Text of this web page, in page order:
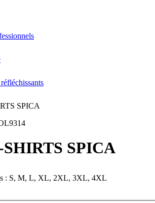
SPICA
SHIRTS SPICA
: S, M, L, XL, 2XL, 3XL, 4XL